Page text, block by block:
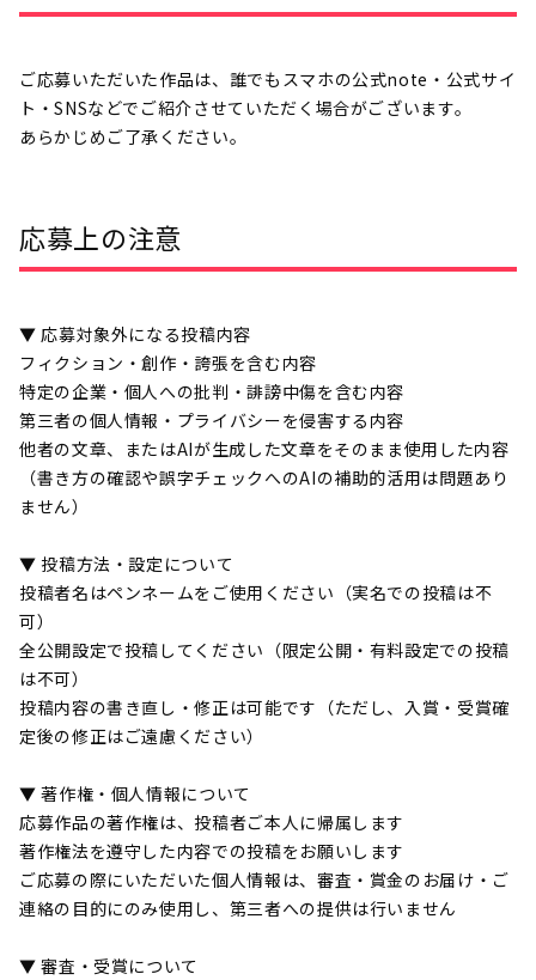
ご応募いただいた作品は、誰でもスマホの公式note・公式サイ
ト・SNSなどでご紹介させていただく場合がございます。
あらかじめご了承ください。
応募上の注意
▼ 応募対象外になる投稿内容
フィクション・創作・誇張を含む内容
特定の企業・個人への批判・誹謗中傷を含む内容
第三者の個人情報・プライバシーを侵害する内容
他者の文章、またはAIが生成した文章をそのまま使用した内容
（書き方の確認や誤字チェックへのAIの補助的活用は問題あり
ません）
▼ 投稿方法・設定について
投稿者名はペンネームをご使用ください（実名での投稿は不
可）
全公開設定で投稿してください（限定公開・有料設定での投稿
は不可）
投稿内容の書き直し・修正は可能です（ただし、入賞・受賞確
定後の修正はご遠慮ください）
▼ 著作権・個人情報について
応募作品の著作権は、投稿者ご本人に帰属します
著作権法を遵守した内容での投稿をお願いします
ご応募の際にいただいた個人情報は、審査・賞金のお届け・ご
連絡の目的にのみ使用し、第三者への提供は行いません
▼ 審査・受賞について